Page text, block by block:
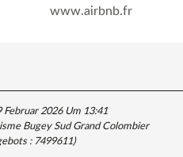
www.airbnb.fr
2026 Um 13:41
Bugey Sud Grand Colombier
:7499611)